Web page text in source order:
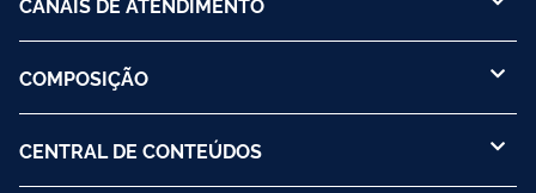
COMPOSIÇÃO
CENTRAL DE CONTEÚDOS